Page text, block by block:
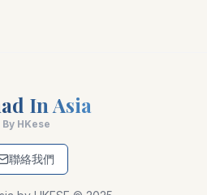
In Asia
By HKese
聯絡我們